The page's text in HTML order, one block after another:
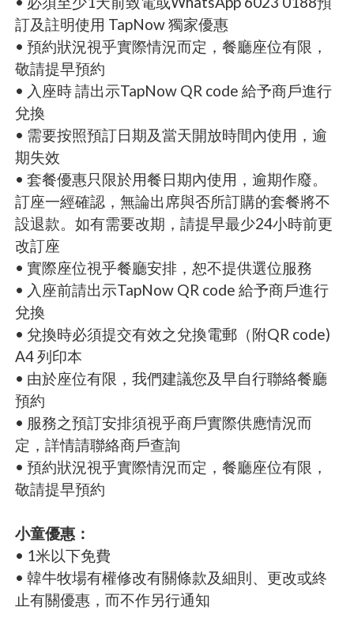
訂及註明使用 TapNow 獨家優惠
• 預約狀況視乎實際情況而定，餐廳座位有限，
敬請提早預約
• 入座時 請出示TapNow QR code 給予商戶進行
兌換
• 需要按照預訂日期及當天開放時間內使用，逾
期失效
• 套餐優惠只限於用餐日期內使用，逾期作廢。
訂座一經確認，無論出席與否所訂購的套餐將不
設退款。如有需要改期，請提早最少24小時前更
改訂座
• 實際座位視乎餐廳安排，恕不提供選位服務
• 入座前請出示TapNow QR code 給予商戶進行
兌換
• 兌換時必須提交有效之兌換電郵（附QR code)
A4 列印本
• 由於座位有限，我們建議您及早自行聯絡餐廳
預約
• 服務之預訂安排須視乎商戶實際供應情況而
定，詳情請聯絡商戶查詢
• 預約狀況視乎實際情況而定，餐廳座位有限，
敬請提早預約
小童優惠：
• 1米以下免費
• 韓牛牧場有權修改有關條款及細則、更改或終
止有關優惠，而不作另行通知